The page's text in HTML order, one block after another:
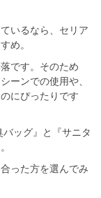
いるなら、セリア
め。
です。そのため
ーンでの使用や、
にぴったりです
ッグ』と『サニタ
った方を選んでみ